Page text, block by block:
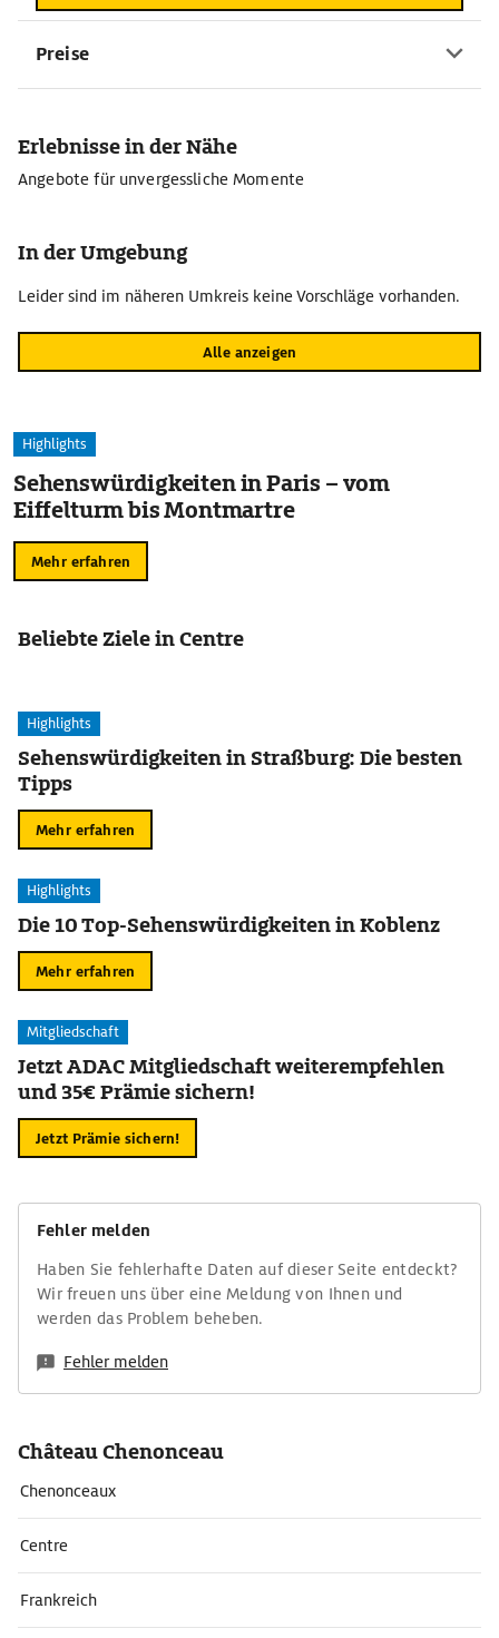
Preise
Erlebnisse in der Nähe
Angebote für unvergessliche Momente
In der Umgebung
Leider sind im näheren Umkreis keine Vorschläge vorhanden.
Alle anzeigen
Highlights
Sehenswürdigkeiten in Paris – vom
Eiffelturm bis Montmartre
Mehr erfahren
Beliebte Ziele in Centre
Highlights
Sehenswürdigkeiten in Straßburg: Die besten
Tipps
Mehr erfahren
Highlights
Die 10 Top-Sehenswürdigkeiten in Koblenz
Mehr erfahren
Mitgliedschaft
Jetzt ADAC Mitgliedschaft weiterempfehlen
und 35€ Prämie sichern!
Jetzt Prämie sichern!
Fehler melden
Haben Sie fehlerhafte Daten auf dieser Seite entdeckt?
Wir freuen uns über eine Meldung von Ihnen und
werden das Problem beheben.
Fehler melden
Château Chenonceau
Chenonceaux
Centre
Frankreich